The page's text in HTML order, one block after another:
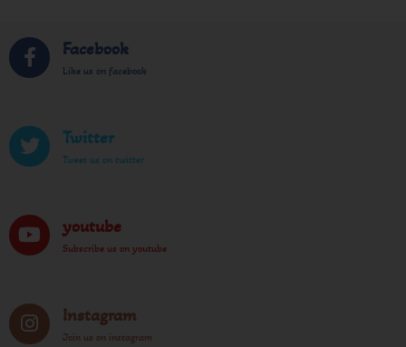
Facebook
Like us on facebook
Twitter
Tweet us on twitter
youtube
Subscribe us on youtube
Instagram
Join us on instagram